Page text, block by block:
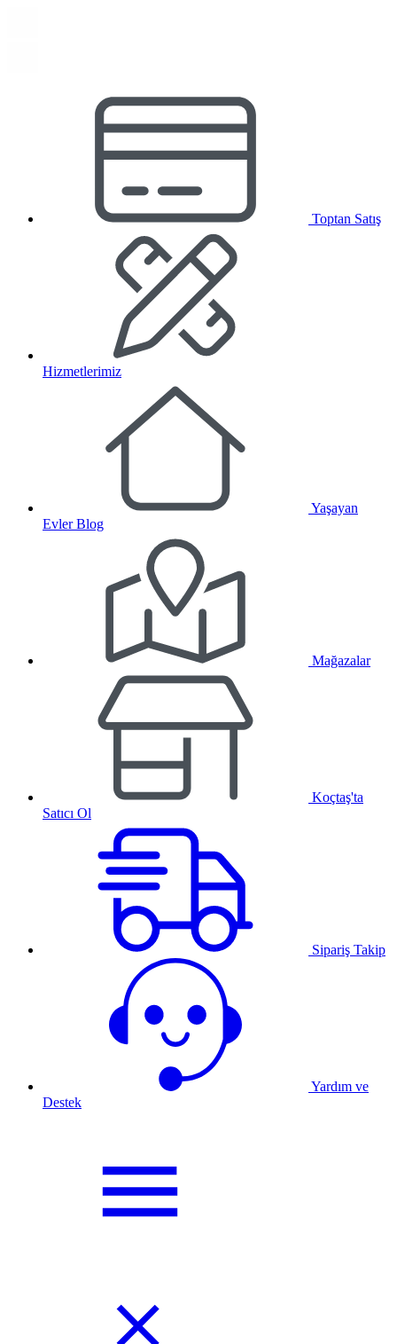
Toptan Satış
Hizmetlerimiz
Yaşayan
Evler Blog
Mağazalar
Koçtaş'ta
Satıcı Ol
Sipariş Takip
Yardım ve
Destek